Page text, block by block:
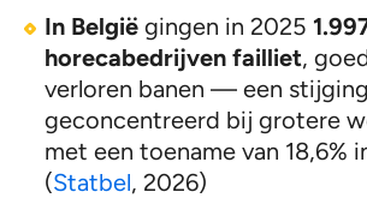
In België gingen in 2025
horecabedrijven failliet,
verloren banen — een stijging
geconcentreerd bij grotere
met een toename van 18,6%
(Statbel, 2026)